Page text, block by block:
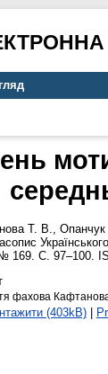
Т. В.,
169. С. 97–100.
фахова
(403kB)|